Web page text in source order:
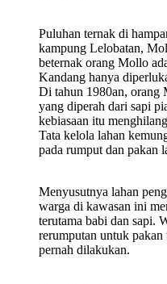
Puluhan ternak di
kampung Lelobatan,
beternak orang Mollo
Kandang hanya
Di tahun 1980an, orang
yang diperah dari sapi
kebiasaan itu
Tata kelola lahan
pada rumput dan pakan
Menyusutnya lahan
warga di kawasan ini
terutama babi dan sapi.
rerumputan untuk
pernah dilakukan.